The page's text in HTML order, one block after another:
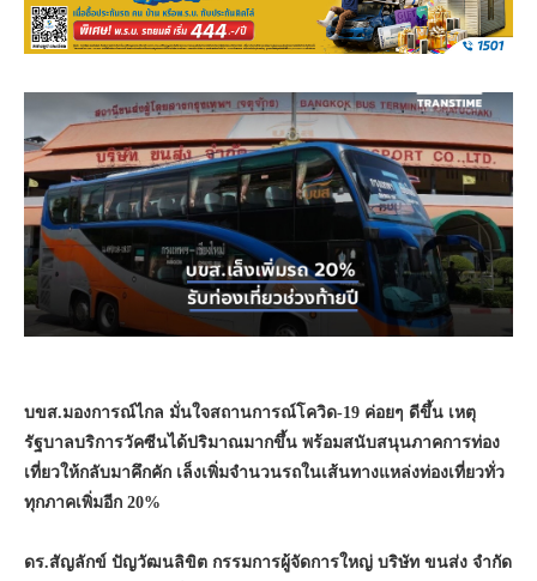
บขส.มองการณ์ไกล มั่นใจสถานการณ์โควิด-19 ค่อยๆ ดีขึ้น เหตุ
รัฐบาลบริการวัคซีนได้ปริมาณมากขึ้น พร้อมสนับสนุนภาคการท่อง
เที่ยวให้กลับมาคึกคัก เล็งเพิ่มจำนวนรถในเส้นทางแหล่งท่องเที่ยวทั่ว
ทุกภาคเพิ่มอีก 20%
ดร.สัญลักข์ ปัญวัฒนลิขิต กรรมการผู้จัดการใหญ่ บริษัท ขนส่ง จำกัด